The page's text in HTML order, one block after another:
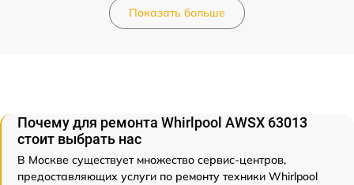
Показать больше
Почему для ремонта Whirlpool AWSX 63013
стоит выбрать нас
В Москве существует множество сервис-центров,
предоставляющих услуги по ремонту техники Whirlpool